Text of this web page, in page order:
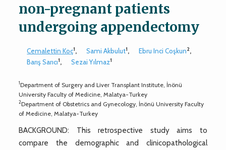
non-pregnant patients
undergoing appendectomy
Cemalettin Koç1, Sami Akbulut1, Ebru Inci Coşkun2,
Barış Sarıcı1, Sezai Yılmaz1
1Department of Surgery and Liver Transplant Institute, İnönü
University Faculty of Medicine, Malatya-Turkey
2Department of Obstetrics and Gynecology, İnönü University Faculty
of Medicine, Malatya-Turkey
BACKGROUND: This retrospective study aims to
compare the demographic and clinicopathological